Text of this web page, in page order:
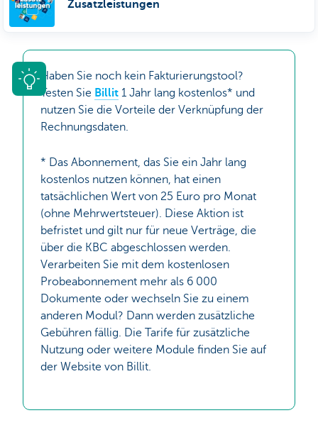
Zusatzleistungen
Haben Sie noch kein Fakturierungstool?
Testen Sie Billit 1 Jahr lang kostenlos* und
nutzen Sie die Vorteile der Verknüpfung der
Rechnungsdaten.
* Das Abonnement, das Sie ein Jahr lang
kostenlos nutzen können, hat einen
tatsächlichen Wert von 25 Euro pro Monat
(ohne Mehrwertsteuer). Diese Aktion ist
befristet und gilt nur für neue Verträge, die
über die KBC abgeschlossen werden.
Verarbeiten Sie mit dem kostenlosen
Probeabonnement mehr als 6 000
Dokumente oder wechseln Sie zu einem
anderen Modul? Dann werden zusätzliche
Gebühren fällig. Die Tarife für zusätzliche
Nutzung oder weitere Module finden Sie auf
der Website von Billit.